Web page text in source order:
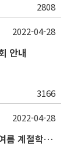
2808
안내
3166
2022-04-28
[에너지신산업 혁신공유대학] 2022학년도 여름 계절학기 부산대학교 교류 수학 안내
2022-04-28